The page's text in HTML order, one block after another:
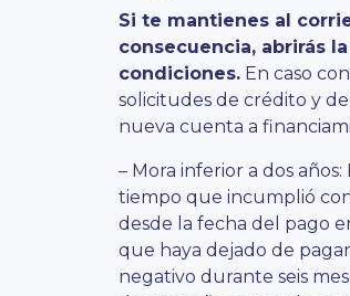
Si te mantienes al
consecuencia, abrirás
condiciones. En caso
solicitudes de crédito y
nueva cuenta a
– Mora inferior a dos
tiempo que incumplió
desde la fecha del pago
que haya dejado de
negativo durante seis